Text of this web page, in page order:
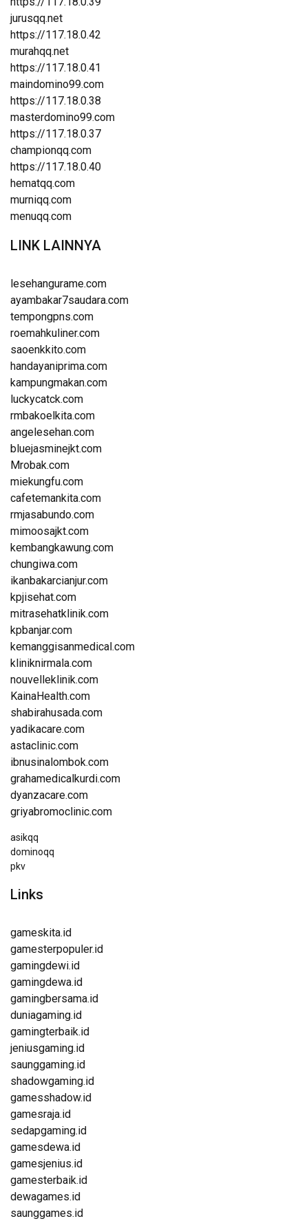
jurusqq.net
https://117.18.0.42
murahqq.net
https://117.18.0.41
maindomino99.com
https://117.18.0.38
masterdomino99.com
https://117.18.0.37
championqq.com
https://117.18.0.40
hematqq.com
murniqq.com
menuqq.com
LINK LAINNYA
lesehangurame.com
ayambakar7saudara.com
tempongpns.com
roemahkuliner.com
saoenkkito.com
handayaniprima.com
kampungmakan.com
luckycatck.com
rmbakoelkita.com
angelesehan.com
bluejasminejkt.com
Mrobak.com
miekungfu.com
cafetemankita.com
rmjasabundo.com
mimoosajkt.com
kembangkawung.com
chungiwa.com
ikanbakarcianjur.com
kpjisehat.com
mitrasehatklinik.com
kpbanjar.com
kemanggisanmedical.com
kliniknirmala.com
nouvelleklinik.com
KainaHealth.com
shabirahusada.com
yadikacare.com
astaclinic.com
ibnusinalombok.com
grahamedicalkurdi.com
dyanzacare.com
griyabromoclinic.com
asikqq
dominoqq
pkv
Links
gameskita.id
gamesterpopuler.id
gamingdewi.id
gamingdewa.id
gamingbersama.id
duniagaming.id
gamingterbaik.id
jeniusgaming.id
saunggaming.id
shadowgaming.id
gamesshadow.id
gamesraja.id
sedapgaming.id
gamesdewa.id
gamesjenius.id
gamesterbaik.id
dewagames.id
saunggames.id